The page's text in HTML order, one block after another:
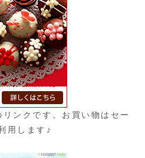
ンクです。お買い物はセー
用します♪